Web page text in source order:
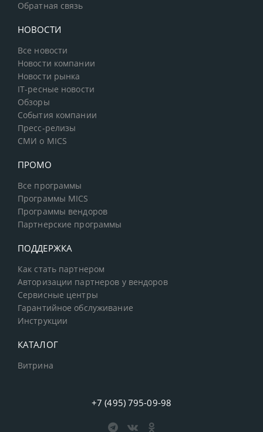
Обратная связь
НОВОСТИ
Все новости
Новости компании
Новости рынка
IT-ресные новости
Обзоры
События компании
Пресс-релизы
СМИ о MICS
ПРОМО
Все программы
Программы MICS
Программы вендоров
Партнерские программы
ПОДДЕРЖКА
Как стать партнером
Авторизации партнеров у вендоров
Сервисные центры
Гарантийное обслуживание
Инструкции
КАТАЛОГ
Витрина
+7 (495) 795-09-98